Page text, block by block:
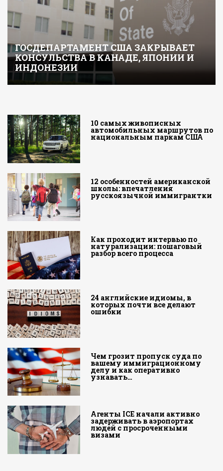
ГОСДЕПАРТАМЕНТ США ЗАКРЫВАЕТ
КОНСУЛЬСТВА В КАНАДЕ, ЯПОНИИ И
ИНДОНЕЗИИ
10 самых живописных
автомобильных маршрутов по
национальным паркам США
12 особенностей американской
школы: впечатления
русскоязычной иммигрантки
Как проходит интервью по
натурализации: пошаговый
разбор всего процесса
24 английские идиомы, в
которых почти все делают
ошибки
Чем грозит пропуск суда по
вашему иммиграционному
делу и как оперативно
узнавать…
Агенты ICE начали активно
задерживать в аэропортах
людей с просроченными
визами